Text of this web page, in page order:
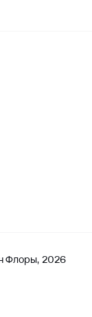
Флоры, 2026